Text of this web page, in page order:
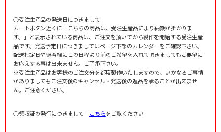
○受注生産品の発送日につきまして
カートボタン近くに「こちらの商品は、受注生産品により納期が掛かりま
す。」と表示されている商品は、ご注文を頂いてから製作を開始する受注生産
品です。発送予定日につきましてはページ下部のカレンダーをご確認下さい。
配送指定日や備考欄にこの日程より前のご希望を入れて頂きましてもご要望に
お応えする事は出来ません。ご了承下さい。
※受注生産品はお客様のご注文分を都度製作いたしますので、いかなるご事情
がありましてもご注文後のキャンセル・発送後の返品を承ることが出来ませ
ん。ご注意ください。
○領収証の発行につきまして こちらをご覧ください